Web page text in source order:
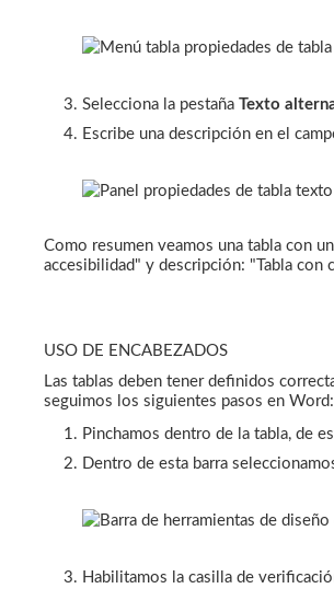
Selecciona la pestaña Texto
Escribe una descripción en el
Como resumen veamos una tabla con
accesibilidad" y descripción: "Tabla con
USO DE ENCABEZADOS
Las tablas deben tener definidos
seguimos los siguientes pasos en Word:
Pinchamos dentro de la tabla, de
Dentro de esta barra
Habilitamos la casilla de